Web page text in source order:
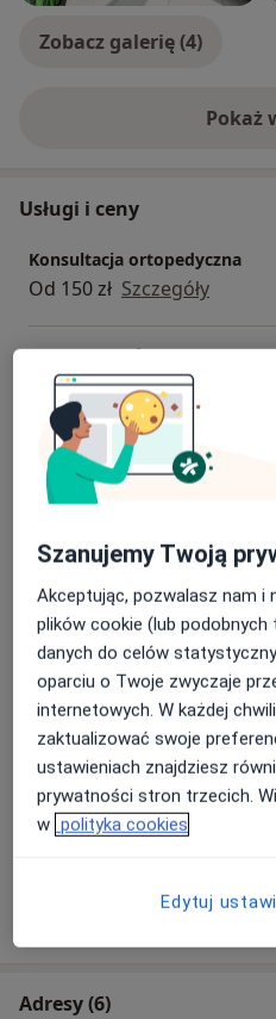
Zobacz galerię (4)
Pokaż
Usługi i ceny
Konsultacja ortopedyczna
Od 150 zł Szczegóły
Terapia stawów osoczem
bogatopłytkowym
Od 1 200 zł Szczegóły
Osocze bogatopłytkowe
(st. kolanowy, st. biodrowy, st.
ramienny, kręgosłup)
Od 1 200 zł Szczegóły
Osocze bogatopłytkowe
(st. łokciowy, nadgarstek,
ręki)
Od 1 200 zł Szczegóły
Plastyka wałów
okołopaznokciowych
1 600 zł - 2 900 zł Szczegóły
+ 33 usługi
W jaki sposób ustalane
Adresy (6)
Szanujemy Twoją
Akceptując, pozwalasz nam i
plików cookie (lub
danych do celów
oparciu o Twoje zwyczaje
internetowych. W każdej
zaktualizować swoje
ustawieniach znajdziesz
prywatności stron trzecich.
w polityka cookies
Edytuj